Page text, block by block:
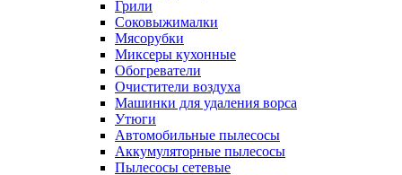
Грили
Соковыжималки
Мясорубки
Миксеры кухонные
Обогреватели
Очистители воздуха
Машинки для удаления ворса
Утюги
Автомобильные пылесосы
Аккумуляторные пылесосы
Пылесосы сетевые